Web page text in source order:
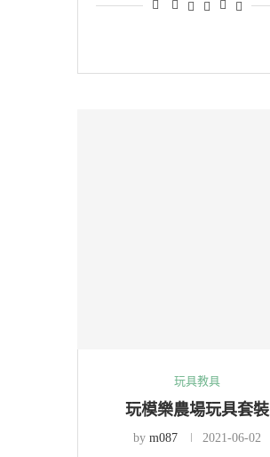
玩具教具
玩模樂農場玩具套裝
by m087 2021-06-02